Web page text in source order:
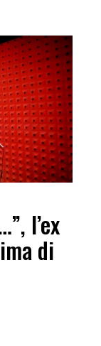
l’ex
di